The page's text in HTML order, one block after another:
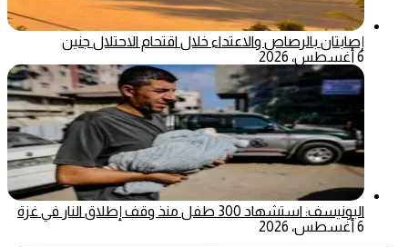
إصابتان بالرصاص والاعتداء خلال اقتحام الاحتلال جنين
6 أغسطس، 2026
اليونيسف: استشهاد 300 طفل منذ وقف إطلاق النار في غزة
6 أغسطس، 2026